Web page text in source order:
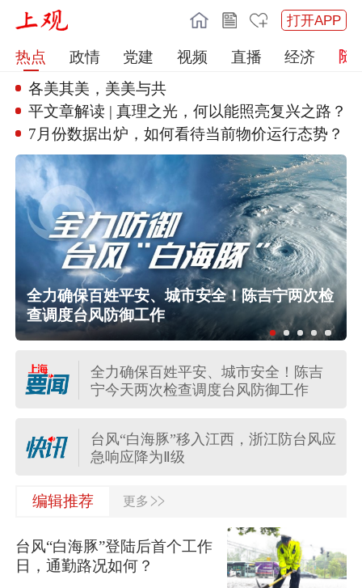
打开APP
热点 政情 党建 视频 直播
经济
各美其美，美美与共
新思想引领新征程丨丰收背后的“稳”与“进”
7月份数据出炉，如何看待当前物价运行态势？
全力确保百姓平安、城市安全！陈吉宁两次检
查调度台风防御工作
全力确保百姓平安、城市安全！陈吉
宁今天两次检查调度台风防御工作
“白海豚”疯狂倒水，台风影响何时结束
→
台风“白海豚”移入江西，浙江防台风应
急响应降为Ⅱ级
今日15时45分起上海地铁停运区段恢
“白海豚”将深入内陆，10余省份将有暴
雨
编辑推荐 更多 >>
台风“白海豚”登陆后首个工作
日，通勤路况如何？